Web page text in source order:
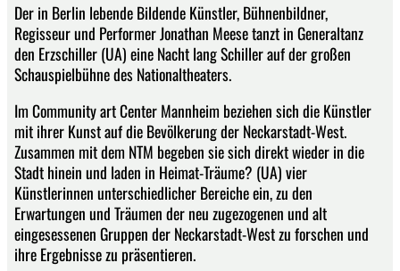
Der in Berlin lebende Bildende Künstler, Bühnenbildner,
Regisseur und Performer Jonathan Meese tanzt in Generaltanz
den Erzschiller (UA) eine Nacht lang Schiller auf der großen
Schauspielbühne des Nationaltheaters.
Im Community art Center Mannheim beziehen sich die Künstler
mit ihrer Kunst auf die Bevölkerung der Neckarstadt-West.
Zusammen mit dem NTM begeben sie sich direkt wieder in die
Stadt hinein und laden in Heimat-Träume? (UA) vier
Künstlerinnen unterschiedlicher Bereiche ein, zu den
Erwartungen und Träumen der neu zugezogenen und alt
eingesessenen Gruppen der Neckarstadt-West zu forschen und
ihre Ergebnisse zu präsentieren.